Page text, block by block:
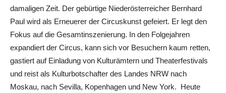
damaligen Zeit. Der gebürtige Niederösterreicher Bernhard
Paul wird als Erneuerer der Circuskunst gefeiert. Er legt den
Fokus auf die Gesamtinszenierung. In den Folgejahren
expandiert der Circus, kann sich vor Besuchern kaum retten,
gastiert auf Einladung von Kulturämtern und Theaterfestivals
und reist als Kulturbotschafter des Landes NRW nach
Moskau, nach Sevilla, Kopenhagen und New York. Heute